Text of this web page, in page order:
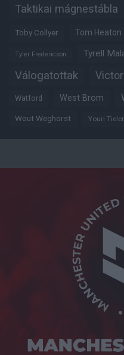
Taktikai mágnestábla
Toby Collyer Tom Heaton
Tyler Fredericson Tyrell
Válogatottak
Watford West Brom
Wout Weghorst Youri